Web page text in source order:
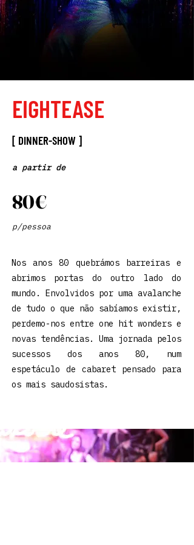
EIGHTEASE
[ DINNER-SHOW ]
a partir de
80€
p/pessoa
Nos anos 80 quebrámos barreiras e
abrimos portas do outro lado do
mundo. Envolvidos por uma avalanche
de tudo o que não sabíamos existir,
perdemo-nos entre one hit wonders e
novas tendências. Uma jornada pelos
sucessos dos anos 80, num
espetáculo de cabaret pensado para
os mais saudosistas.